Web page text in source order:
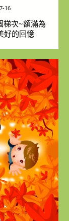
16
梯次~額滿為
好的回憶